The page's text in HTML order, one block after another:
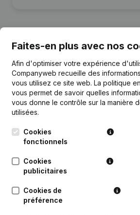
Date Publication
Faites-en plus avec nos
Afin d'optimiser votre expérience
Companyweb recueille des
vous utilisez ce site web. La politique
vous permet de savoir quelles
vous donne le contrôle sur la manière
utilisées.
Cookies
fonctionnels
Cookies
publicitaires
Cookies de
préférence